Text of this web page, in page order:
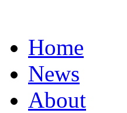
Home
News
About